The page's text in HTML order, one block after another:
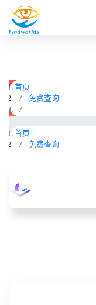
首页
免费查询
首页
免费查询